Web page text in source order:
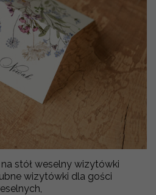
stół weselny wizytówki
wizytówki dla gości